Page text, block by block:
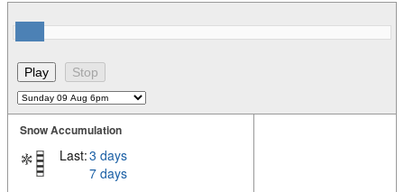
Snow Accumulation
Last:3 days
7 days